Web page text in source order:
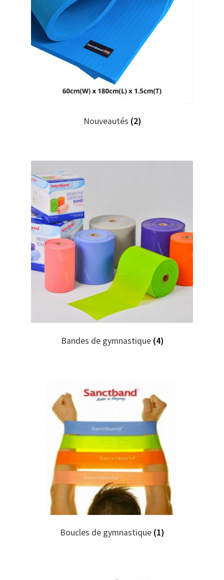
Nouveautés (2)
Bandes de gymnastique (4)
Boucles de gymnastique (1)